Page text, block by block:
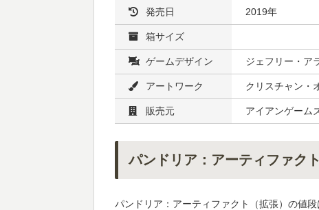
発売日 2019年
箱サイズ
ゲームデザイン ジェフリー・ア
アートワーク クリスチャン・
販売元 アイアンゲーム
パンドリア：アーティファク
パンドリア：アーティファクト（拡張）の値段